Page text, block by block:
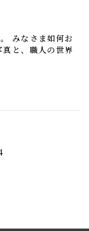
みなさま如何お
と、職人の世界